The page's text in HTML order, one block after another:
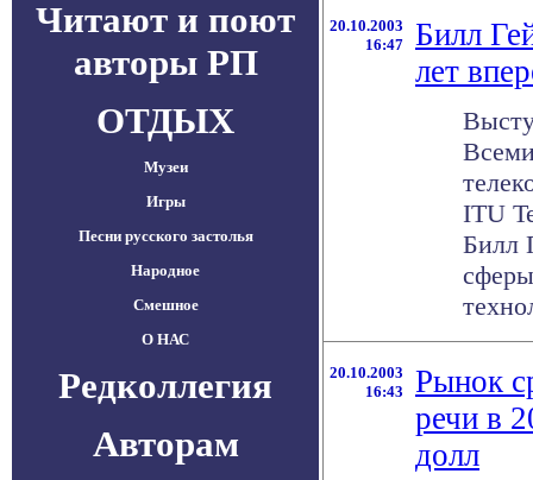
Читают и поют
авторы РП
ОТДЫХ
Музеи
Игры
Песни русского застолья
Народное
Смешное
О НАС
Редколлегия
Авторам
20.10.2003
16:47
Билл
лет
ITU
Билл
20.10.2003
16:43
Рынок
речи в
долл